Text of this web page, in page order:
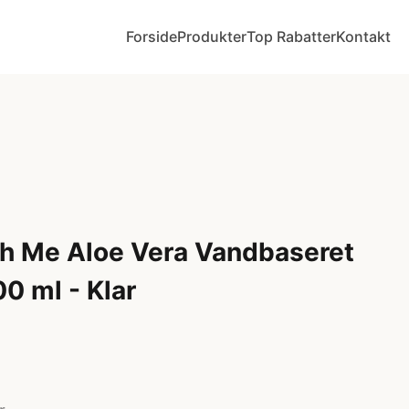
ForsideProdukterTop RabatterKontakt
Me Aloe Vera Vandbaseret
ml - Klar